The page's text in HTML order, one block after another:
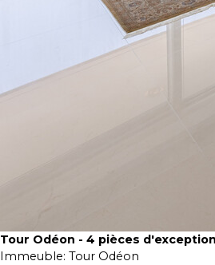
Tour Odéon - 4 pièces
Immeuble: Tour Odéon